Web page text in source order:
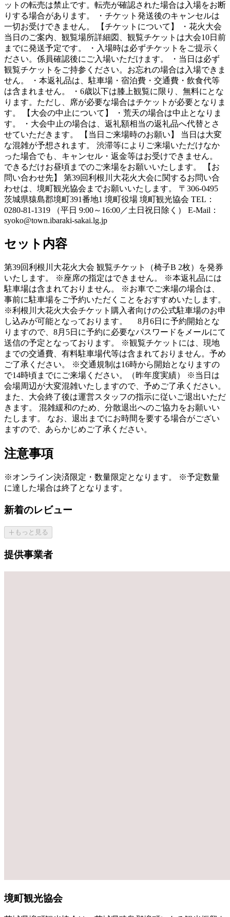
ットの転売は禁止です。転売が確認された場合は入場をお断
りする場合があります。 ・チケット発送後のキャンセルは
一切お受けできません。 【チケットについて】 ・花火大会
当日のご案内、観覧場所詳細図、観覧チケットは大会10日前
までに発送予定です。 ・入場時は必ずチケットをご提示く
ださい。係員確認後にご入場いただけます。 ・当日は必ず
観覧チケットをご持参ください。お忘れの場合は入場できま
せん。 ・本返礼品は、駐車場・宿泊費・交通費・飲食代等
は含まれません。 ・6歳以下は膝上観覧に限り、無料にとな
ります。ただし、席が必要な場合はチケットが必要となりま
す。 【大会の中止について】 ・荒天の場合は中止となりま
す。 ・大会中止の場合は、返礼額相当の返礼品へ代替とさ
せていただきます。 【当日ご来場時のお願い】 当日は大変
な混雑が予想されます。 渋滞等によりご来場いただけなか
った場合でも、キャンセル・返金等はお受けできません。
できるだけお昼頃までのご来場をお願いいたします。 【お
問い合わせ先】 第39回利根川大花火大会に関するお問い合
わせは、境町観光協会までお願いいたします。 〒306-0495
茨城県猿島郡境町391番地1 境町役場 境町観光協会 TEL：
0280-81-1319 （平日 9:00～16:00／土日祝日除く） E-Mail：
syoko@town.ibaraki-sakai.lg.jp
セット内容
第39回利根川大花火大会 観覧チケット（椅子B 2枚）を発券
いたします。 ※座席の指定はできません。 ※本返礼品には
駐車場は含まれておりません。 ※お車でご来場の場合は、
事前に駐車場をご予約いただくことをおすすめいたします。
※利根川大花火大会チケット購入者向けの公式駐車場のお申
し込みが可能となっております。 8月6日に予約開始とな
りますので、8月5日に予約に必要なパスワードをメールにて
送信の予定となっております。 ※観覧チケットには、現地
までの交通費、有料駐車場代等は含まれておりません。予め
ご了承ください。 ※交通規制は16時から開始となりますの
で14時頃までにご来場ください。（昨年度実績） ※当日は
会場周辺が大変混雑いたしますので、予めご了承ください。
また、大会終了後は運営スタッフの指示に従いご退出いただ
きます。 混雑緩和のため、分散退出へのご協力をお願いい
たします。 なお、退出までにお時間を要する場合がござい
ますので、あらかじめご了承ください。
注意事項
※オンライン決済限定・数量限定となります。 ※予定数量
に達した場合は終了となります。
新着のレビュー
もっと見る
提供事業者
境町観光協会